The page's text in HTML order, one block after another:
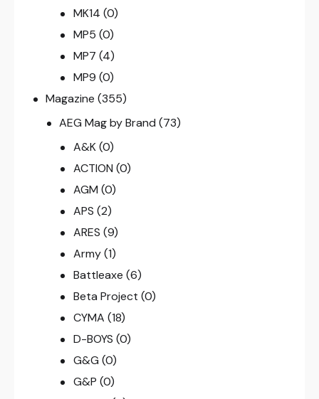
MK14 (0)
MP5 (0)
MP7 (4)
MP9 (0)
Magazine (355)
AEG Mag by Brand (73)
A&K (0)
ACTION (0)
AGM (0)
APS (2)
ARES (9)
Army (1)
Battleaxe (6)
Beta Project (0)
CYMA (18)
D-BOYS (0)
G&G (0)
G&P (0)